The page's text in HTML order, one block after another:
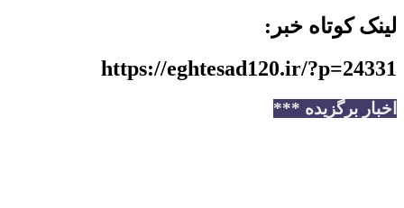
لینک کوتاه خبر:
https://eghtesad120.ir/?p=24331
اخبار برگزیده ***